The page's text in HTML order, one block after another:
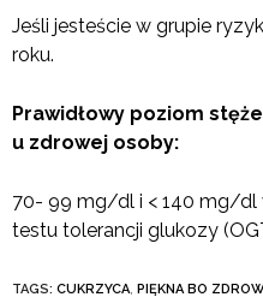
Jeśli jesteście w grupie
roku.
Prawidłowy poziom
u zdrowej osoby:
70- 99 mg/dl i < 140 mg/dl
testu tolerancji glukozy
TAGS: CUKRZYCA, PIĘKNA BO